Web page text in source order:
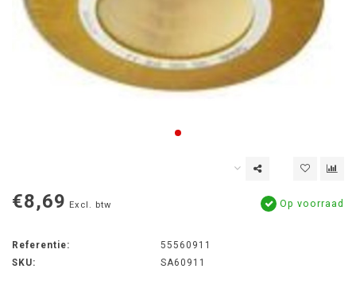
€8,69 Excl. btw Op voorraad
Referentie:
55560911
SKU:
SA60911